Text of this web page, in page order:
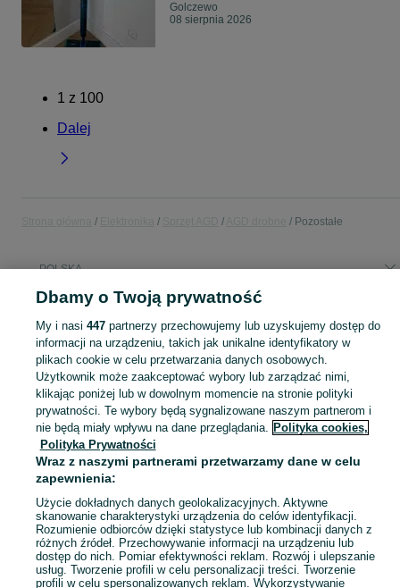
Golczewo
08 sierpnia 2026
1 z 100
Dalej
Pozostałe
POLSKA
Sprzedaż pozostałego małego AGD w Polsce ▶️ różne typy, funkcje i marki ✅ Nowe i używane w atrakcyjnych cenach ✌ Porównaj ceny i wybierz ofertę na OLX.pl!
Mapa kategorii
Mapa miejscowości
Mapa ministron
Popularne wyszukiwania
Dbamy o Twoją prywatność
My i nasi 447partnerzy przechowujemy lub uzyskujemy dostęp do
informacji na urządzeniu, takich jak unikalne identyfikatory w
plikach cookie w celu przetwarzania danych osobowych.
Użytkownik może zaakceptować wybory lub zarządzać nimi,
klikając poniżej lub w dowolnym momencie na stronie polityki
prywatności. Te wybory będą sygnalizowane naszym partnerom i
nie będą miały wpływu na dane przeglądania. Polityka cookies,
Polityka Prywatności
Wraz z naszymi partnerami przetwarzamy dane w celu
zapewnienia:
Użycie dokładnych danych geolokalizacyjnych. Aktywne
skanowanie charakterystyki urządzenia do celów identyfikacji.
Rozumienie odbiorców dzięki statystyce lub kombinacji danych z
różnych źródeł. Przechowywanie informacji na urządzeniu lub
dostęp do nich. Pomiar efektywności reklam. Rozwój i ulepszanie
usług. Tworzenie profili w celu personalizacji treści. Tworzenie
profili w celu spersonalizowanych reklam. Wykorzystywanie